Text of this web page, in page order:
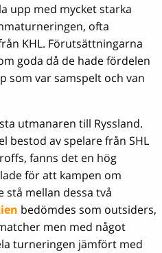
upp med mycket starka
ofta
KHL. Förutsättningarna
goda då de hade fördelen
som var samspelt och van
utmanaren till Ryssland.
bestod av spelare från SHL
fanns det en hög
för att kampen om
mellan dessa två
bedömdes som outsiders,
men med något
turneringen jämfört med